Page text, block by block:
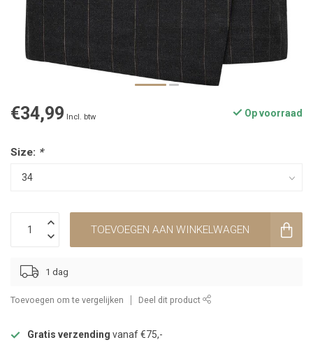
€34,99 Incl. btw Op voorraad
Size: *
TOEVOEGEN AAN WINKELWAGEN
1 dag
Toevoegen om te vergelijken Deel dit product
Gratis verzending vanaf €75,-